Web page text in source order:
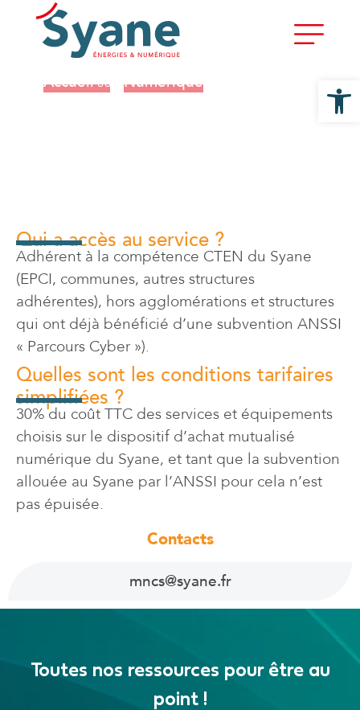
Accueil / Numérique/
Qui a accès au service ?
Adhérent à la compétence CTEN du Syane
(EPCI, communes, autres structures
adhérentes), hors agglomérations et structures
qui ont déjà bénéficié d’une subvention ANSSI
« Parcours Cyber »).
Quelles sont les conditions tarifaires
simplifiées ?
30% du coût TTC des services et équipements
choisis sur le dispositif d’achat mutualisé
numérique du Syane, et tant que la subvention
allouée au Syane par l’ANSSI pour cela n’est
pas épuisée.
Contacts
mncs@syane.fr
Toutes nos ressources pour être au
point !
Ouvrir